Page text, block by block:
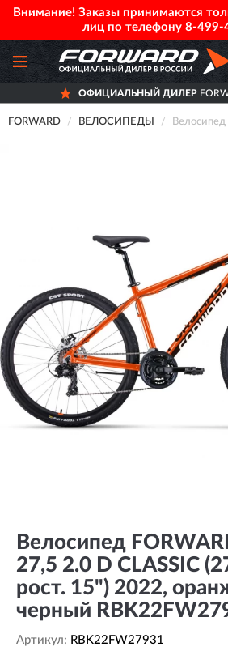
Внимание! Заказы принимаются
лиц по телефону 8-499-
ОФИЦИАЛЬНЫЙ ДИЛЕР
FORWARD ВЕЛОСИПЕДЫ
Велосипед
27,5 2.0 D CLASSIC
рост. 15") 2022,
черный
Артикул: RBK22FW27931